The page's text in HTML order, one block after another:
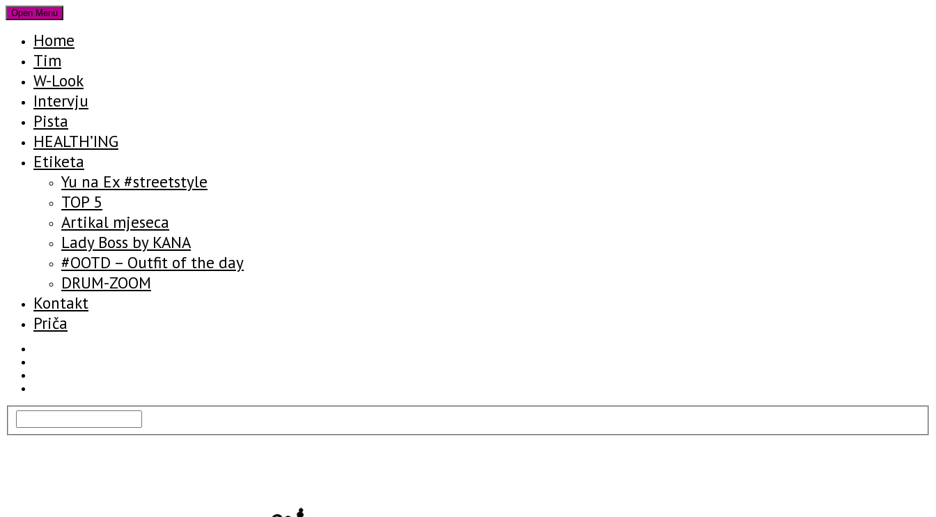
Open Menu
Home
Tim
W-Look
Intervju
Pista
HEALTH’ING
Etiketa
Yu na Ex #streetstyle
TOP 5
Artikal mjeseca
Lady Boss by KANA
#OOTD – Outfit of the day
DRUM-ZOOM
Kontakt
Priča